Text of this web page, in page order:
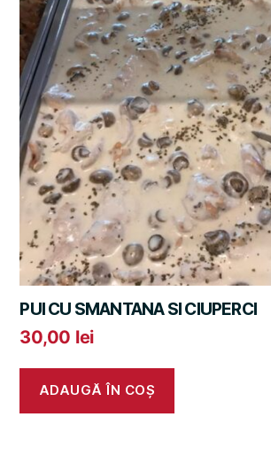
PUI CU SMANTANA SI CIUPERCI
30,00 lei
ADAUGĂ ÎN COȘ